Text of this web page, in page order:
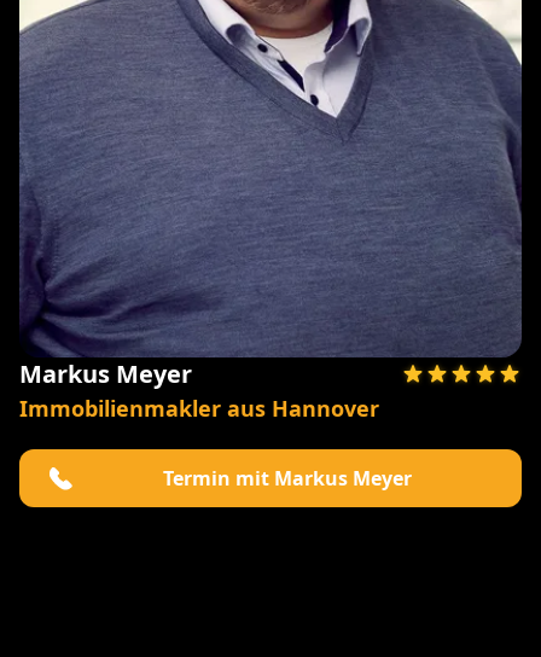
Markus Meyer
Immobilienmakler aus Hannover
Termin mit Markus Meyer